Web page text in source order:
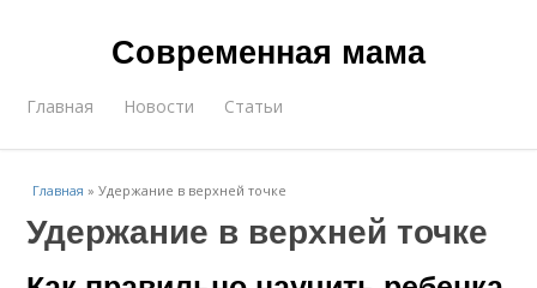
Современная мама
Главная Новости Статьи
Главная »Удержание в верхней точке
Удержание в верхней точке